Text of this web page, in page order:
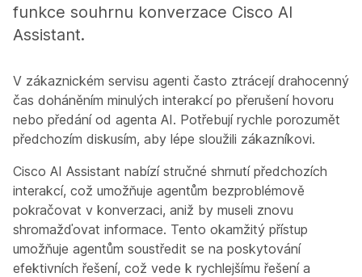
funkce souhrnu konverzace Cisco AI
Assistant.
V zákaznickém servisu agenti často ztrácejí drahocenný
čas doháněním minulých interakcí po přerušení hovoru
nebo předání od agenta AI. Potřebují rychle porozumět
předchozím diskusím, aby lépe sloužili zákazníkovi.
Cisco AI Assistant nabízí stručné shrnutí předchozích
interakcí, což umožňuje agentům bezproblémově
pokračovat v konverzaci, aniž by museli znovu
shromažďovat informace. Tento okamžitý přístup
umožňuje agentům soustředit se na poskytování
efektivních řešení, což vede k rychlejšímu řešení a